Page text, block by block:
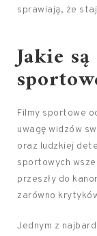
sprawiają, że
Jakie
Filmy sportowe
uwagę widzów
oraz ludzkiej
sportowych
przeszły do
zarówno
Jednym z